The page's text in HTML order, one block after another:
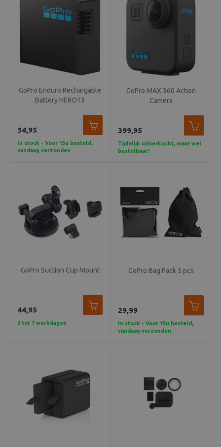
GoPro Enduro Rechargable
Battery HERO13
34,95
In stock - Voor 15u besteld,
vandaag verzonden
GoPro MAX 360 Action
Camera
399,95
Tijdelijk uitverkocht, maar wel
bestelbaar!
GoPro Suction Cup Mount
44,95
2 tot 7 werkdagen
GoPro Bag Pack 5 pcs
29,99
In stock - Voor 15u besteld,
vandaag verzonden